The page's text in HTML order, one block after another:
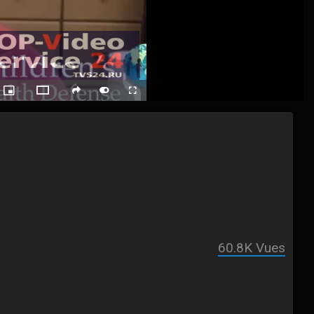
Picture-
in-
Switch
to
social autoplay
Fullscreen
60.8KVues